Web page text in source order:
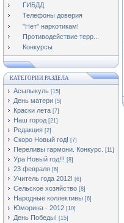
ГИБДД
Телефоны доверия
"Нет" наркотикам!
Противодействие терр...
Конкурсы
КАТЕГОРИИ РАЗДЕЛА
Асылыкуль [15]
День матери [5]
Краски лета [7]
Наш город [21]
Редакция [2]
Скоро Новый год! [7]
Переливы гармони. Конкурс. [11]
Ура Новый год!!! [8]
23 февраля [6]
Учитель года 2012! [6]
Сельское хозяйство [8]
Народные коллективы [6]
Юморина - 2012 [10]
День Победы! [15]